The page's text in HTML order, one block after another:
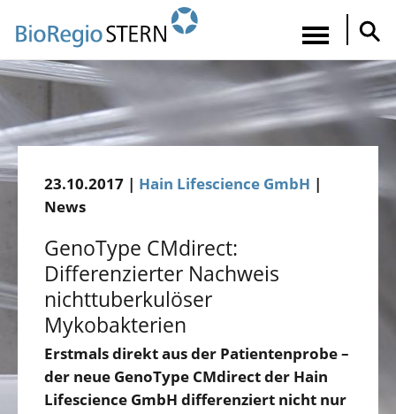
zum
Inhalt
23.10.2017 | Hain Lifescience GmbH |
News
GenoType CMdirect:
Differenzierter Nachweis
nichttuberkulöser
Mykobakterien
Erstmals direkt aus der Patientenprobe –
der neue GenoType CMdirect der Hain
Lifescience GmbH differenziert nicht nur